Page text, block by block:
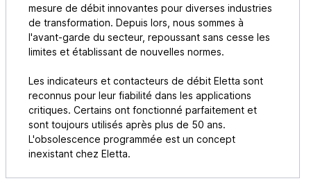
mesure de débit innovantes pour diverses industries
de transformation. Depuis lors, nous sommes à
l'avant-garde du secteur, repoussant sans cesse les
limites et établissant de nouvelles normes.
Les indicateurs et contacteurs de débit Eletta sont
reconnus pour leur fiabilité dans les applications
critiques. Certains ont fonctionné parfaitement et
sont toujours utilisés après plus de 50 ans.
L'obsolescence programmée est un concept
inexistant chez Eletta.